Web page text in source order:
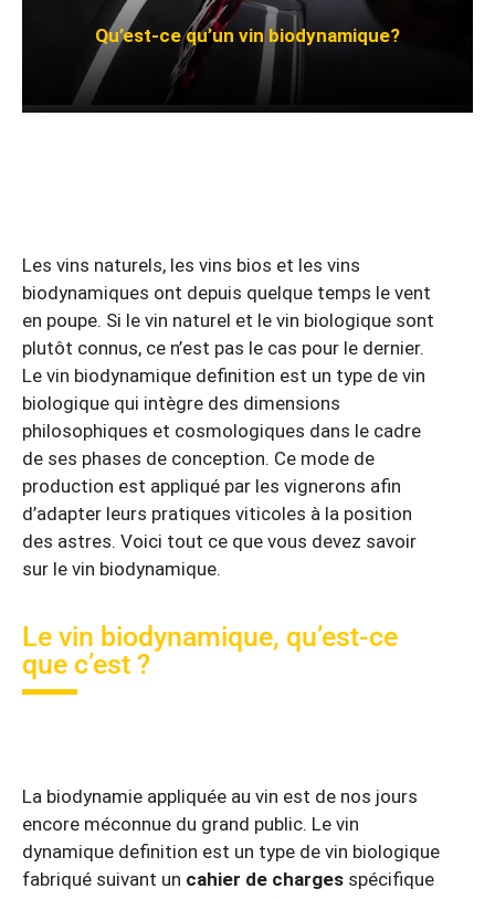
Qu’est-ce qu’un vin biodynamique?
Les vins naturels, les vins bios et les vins
biodynamiques ont depuis quelque temps le vent
en poupe. Si le vin naturel et le vin biologique sont
plutôt connus, ce n’est pas le cas pour le dernier.
Le vin biodynamique definition est un type de vin
biologique qui intègre des dimensions
philosophiques et cosmologiques dans le cadre
de ses phases de conception. Ce mode de
production est appliqué par les vignerons afin
d’adapter leurs pratiques viticoles à la position
des astres. Voici tout ce que vous devez savoir
sur le vin biodynamique.
Le vin biodynamique, qu’est-ce
que c’est ?
La biodynamie appliquée au vin est de nos jours
encore méconnue du grand public. Le vin
dynamique definition est un type de vin biologique
fabriqué suivant un cahier de charges spécifique